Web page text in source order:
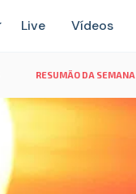
Live Vídeos
RESUMÃO DA SEMANA